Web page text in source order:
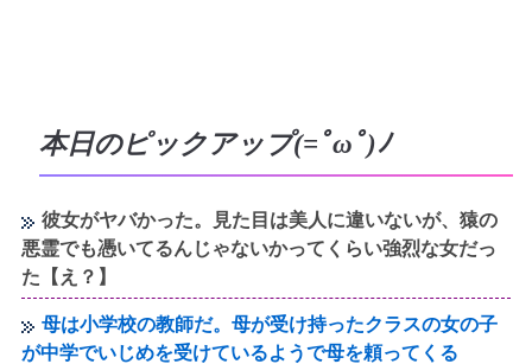
本日のピックアップ(=ﾟωﾟ)ﾉ
彼女がヤバかった。見た目は美人に違いないが、猿の
悪霊でも憑いてるんじゃないかってくらい強烈な女だっ
た【え？】
母は小学校の教師だ。母が受け持ったクラスの女の子
が中学でいじめを受けているようで母を頼ってくる